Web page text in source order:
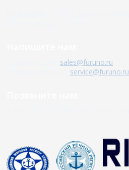
sales@furuno.ru
service@furuno.ru